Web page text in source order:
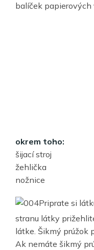
balíček papierových
okrem toho:
šijací stroj
žehlička
nožnice
Priprate si
stranu látky
látke. Šikmý prúžok
Ak nemáte šikmý